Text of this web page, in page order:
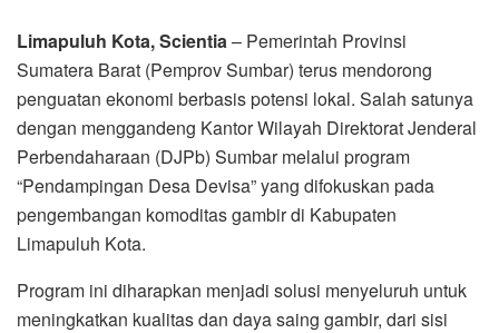
Limapuluh Kota, Scientia – Pemerintah Provinsi
Sumatera Barat (Pemprov Sumbar) terus mendorong
penguatan ekonomi berbasis potensi lokal. Salah satunya
dengan menggandeng Kantor Wilayah Direktorat Jenderal
Perbendaharaan (DJPb) Sumbar melalui program
“Pendampingan Desa Devisa” yang difokuskan pada
pengembangan komoditas gambir di Kabupaten
Limapuluh Kota.
Program ini diharapkan menjadi solusi menyeluruh untuk
meningkatkan kualitas dan daya saing gambir, dari sisi